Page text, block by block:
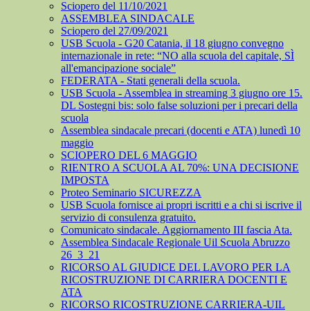
Sciopero del 11/10/2021
ASSEMBLEA SINDACALE
Sciopero del 27/09/2021
USB Scuola - G20 Catania, il 18 giugno convegno
internazionale in rete: “NO alla scuola del capitale, SÌ
all'emancipazione sociale”
FEDERATA - Stati generali della scuola.
USB Scuola - Assemblea in streaming 3 giugno ore 15.
DL Sostegni bis: solo false soluzioni per i precari della
scuola
Assemblea sindacale precari (docenti e ATA) lunedì 10
maggio
SCIOPERO DEL 6 MAGGIO
RIENTRO A SCUOLA AL 70%: UNA DECISIONE
IMPOSTA
Proteo Seminario SICUREZZA
USB Scuola fornisce ai propri iscritti e a chi si iscrive il
servizio di consulenza gratuito.
Comunicato sindacale. Aggiornamento III fascia Ata.
Assemblea Sindacale Regionale Uil Scuola Abruzzo
26_3_21
RICORSO AL GIUDICE DEL LAVORO PER LA
RICOSTRUZIONE DI CARRIERA DOCENTI E
ATA
RICORSO RICOSTRUZIONE CARRIERA-UIL